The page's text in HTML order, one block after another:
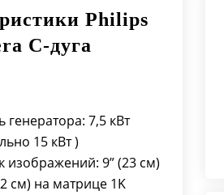
Philips
С-дуга
7,5 кВт
15 кВт )
изображений: 9” (23 см)
см) на матрице 1K